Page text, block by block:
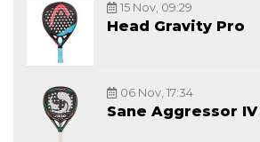
15 Nov, 09:29
Head Gravity Pro
06 Nov, 17:34
Sane Aggressor IV